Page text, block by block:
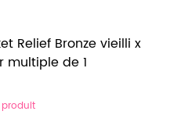
Relief Bronze vieilli x
de 1